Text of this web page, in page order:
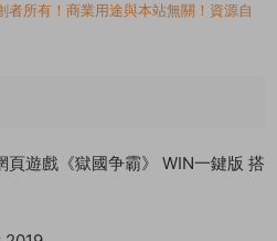
者所有！商業用途與本站無關！資源自
頁遊戲《獄國争霸》 WIN一鍵版 搭